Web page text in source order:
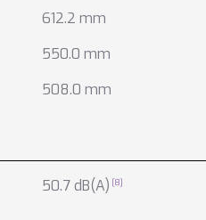
612.2 mm
550.0 mm
508.0 mm
50.7 dB(A)